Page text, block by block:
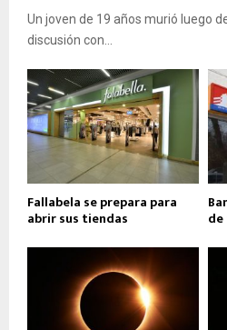
Un joven de 19 años murió luego
discusión con...
Fallabela se prepara para
abrir sus tiendas